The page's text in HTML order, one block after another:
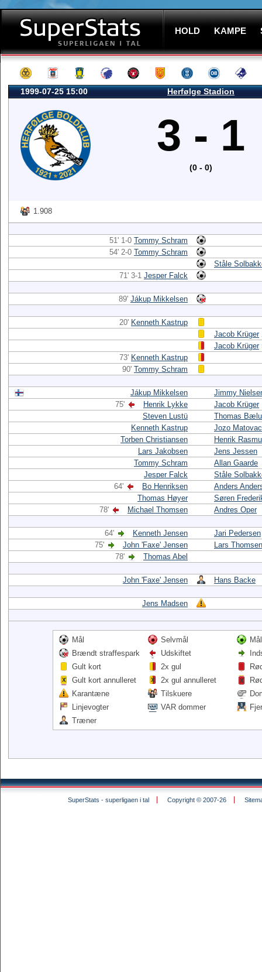
HOLD KAMPE
1999-07-25 15:00 Herfølge Stadion
3 - 1
(0 - 0)
1.908
51' 1-0 Tommy Schram
54' 2-0 Tommy Schram
Ståle
71' 3-1 Jesper Falck
89' Jákup Mikkelsen
20' Kenneth Kastrup
Jacob Krüger
Jacob Krüger
73' Kenneth Kastrup
90' Tommy Schram
Jákup Mikkelsen
Jimmy
75'
Henrik Lykke
Jacob Krüger
Steven Lustü
Thomas
Kenneth Kastrup
Jozo Matovac
Torben Christiansen
Henrik
Lars Jakobsen
Jens Jessen
Tommy Schram
Allan Gaarde
Jesper Falck
Ståle
64'
Bo Henriksen
Anders
Thomas Høyer
Søren
78'
Michael Thomsen Andres Oper
64' Kenneth Jensen
Jari Pedersen
75'
John 'Faxe' Jensen
Lars Thomsen
78'
Thomas Abel
John 'Faxe' Jensen Hans Backe
Jens Madsen
Mål Selvmål
Brændt straffespark
Udskiftet
Gult kort
2x gul
Gult kort annulleret
2x gul annulleret
Karantæne
Tilskuere
Linjevogter
VAR dommer
Træner
SuperStats - superligaen i tal Copyright © 2007-26